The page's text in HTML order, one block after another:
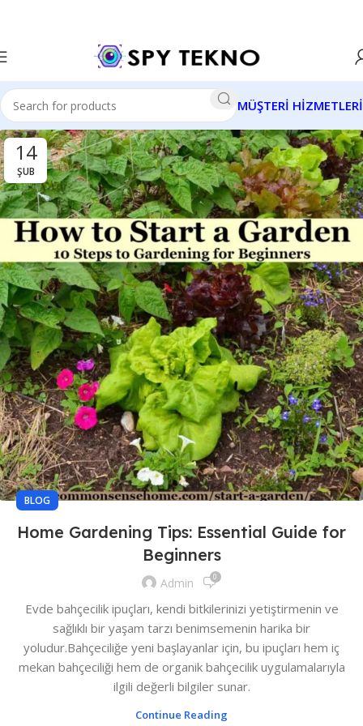
MÜŞTERİ HİZMETLERİ
14
ŞUB
BLOG
Home Gardening Tips: Essential Guide for
Beginners
Admin 0
Evde bahçecilik ipuçları, kendi bitkilerinizi yetiştirmenin ve
sağlıklı bir yaşam tarzı benimsemenin harika bir
yoludur.Bahçeciliğe yeni başlayanlar için, bu ipuçları hem iç
mekan bahçeciliği hem de organik bahçecilik uygulamalarıyla
ilgili değerli bilgiler sunar.
Continue Reading